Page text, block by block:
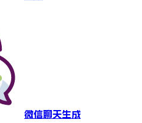
微信聊天生成